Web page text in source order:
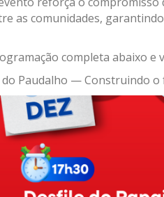
as comunidades,
completa abaixo e
Paudalho — Construindo